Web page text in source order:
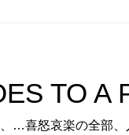
TO A
…喜怒哀楽の全部、